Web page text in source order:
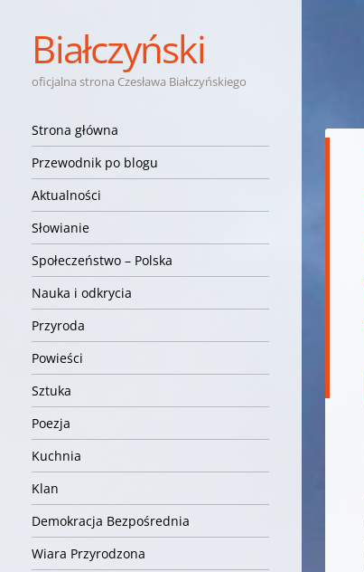
Białczyński
oficjalna strona Czesława Białczyńskiego
Nawigacja
Przejdź do treści
Strona główna
Przewodnik po blogu
Aktualności
Słowianie
Społeczeństwo – Polska
Nauka i odkrycia
Przyroda
Powieści
Sztuka
Poezja
Kuchnia
Klan
Demokracja Bezpośrednia
Wiara Przyrodzona